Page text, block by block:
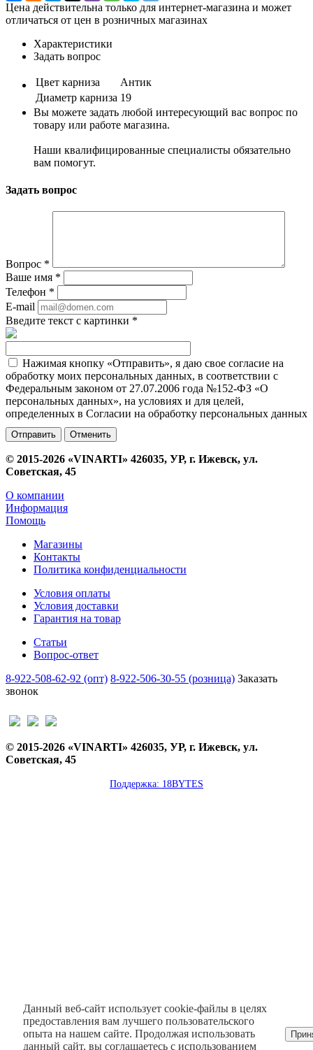
Цена действительна только для интернет-магазина и может
отличаться от цен в розничных магазинах
Характеристики
Задать вопрос
Цвет карниза
Антик
Диаметр карниза 19
Вы можете задать любой интересующий вас вопрос по
товару или работе магазина.
Наши квалифицированные специалисты обязательно
вам помогут.
Задать вопрос
Вопрос *
Ваше имя *
Телефон *
E-mail
Введите текст с картинки *
Нажимая кнопку «Отправить», я даю свое согласие на
обработку моих персональных данных, в соответствии с
Федеральным законом от 27.07.2006 года №152-ФЗ «О
персональных данных», на условиях и для целей,
определенных в Согласии на обработку персональных данных
Отменить
© 2015-2026 «VINARTI» 426035, УР, г. Ижевск, ул.
Советская, 45
О компании
Информация
Помощь
Магазины
Контакты
Политика конфиденциальности
Условия оплаты
Условия доставки
Гарантия на товар
Статьи
Вопрос-ответ
8-922-508-62-92 (опт) 8-922-506-30-55 (розница) Заказать
звонок
© 2015-2026 «VINARTI» 426035, УР, г. Ижевск, ул.
Советская, 45
Поддержка: 18BYTES
Данный веб-сайт использует cookie-файлы в целях
предоставления вам лучшего пользовательского
опыта на нашем сайте. Продолжая использовать
данный сайт, вы соглашаетесь с использованием